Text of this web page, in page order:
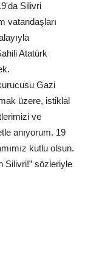
Silivri
vatandaşları
Atatürk
Gazi
üzere, istiklal
ve
anıyorum. 19
kutlu olsun.
Silivri!” sözleriyle